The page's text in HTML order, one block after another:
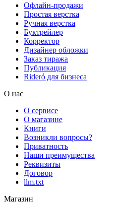
Офлайн-продажи
Простая верстка
Ручная верстка
Буктрейлер
Корректор
Дизайнер обложки
Заказ тиража
Публикация
Rideró для бизнеса
О нас
О сервисе
О магазине
Книги
Возникли вопросы?
Приватность
Наши преимущества
Реквизиты
Договор
llm.txt
Магазин